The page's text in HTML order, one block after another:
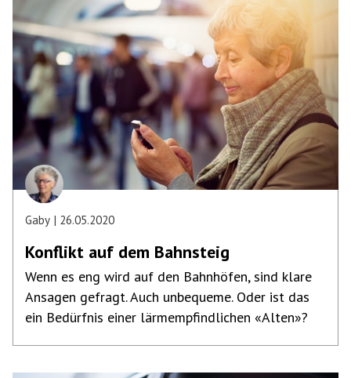
Gaby 26.05.2020
Konflikt auf dem Bahnsteig
Wenn es eng wird auf den Bahnhöfen, sind klare
Ansagen gefragt. Auch unbequeme. Oder ist das
ein Bedürfnis einer lärmempfindlichen «Alten»?